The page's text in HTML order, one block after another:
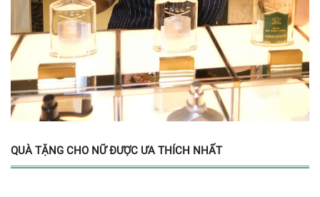
QUÀ TẶNG CHO NỮ ĐƯỢC ƯA THÍCH NHẤT